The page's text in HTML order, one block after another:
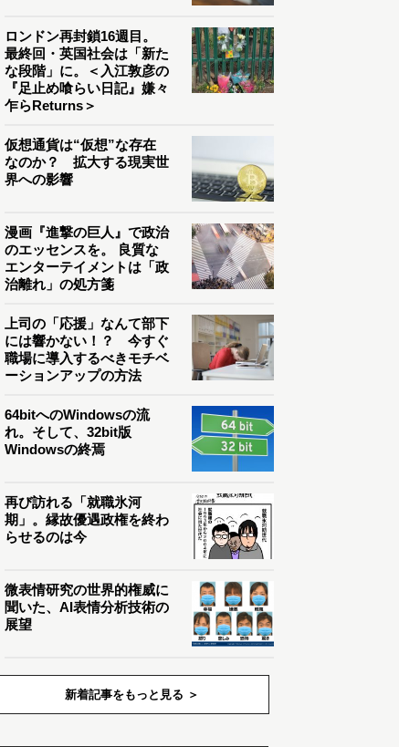
ロンドン再封鎖16週目。
最終回・英国社会は「新た
な段階」に。＜入江敦彦の
『足止め喰らい日記』嫌々
乍らReturns＞
仮想通貨は“仮想”な存在
なのか？ 拡大する現実世
界への影響
漫画『進撃の巨人』で政治
のエッセンスを。 良質な
エンターテイメントは「政
治離れ」の処方箋
上司の「応援」なんて部下
には響かない！？ 今すぐ
職場に導入するべきモチベ
ーションアップの方法
64bitへのWindowsの流
れ。そして、32bit版
Windowsの終焉
再び訪れる「就職氷河
期」。縁故優遇政権を終わ
らせるのは今
微表情研究の世界的権威に
聞いた、AI表情分析技術の
展望
新着記事をもっと見る